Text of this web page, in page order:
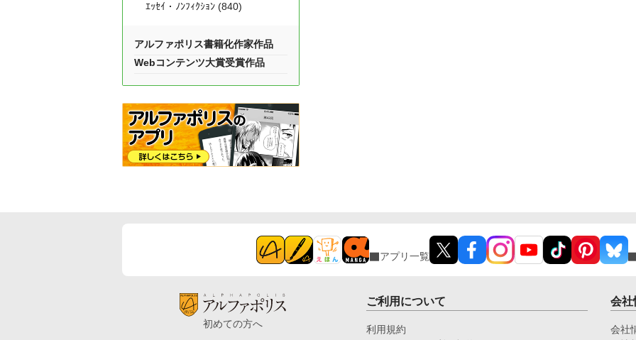
ｴｯｾｲ・ﾉﾝﾌｨｸｼｮﾝ (840)
アルファポリス書籍化作家作品
Webコンテンツ大賞受賞作品
アプリ一覧
初めての方へ
ご利用について
利用規約
会社
会社